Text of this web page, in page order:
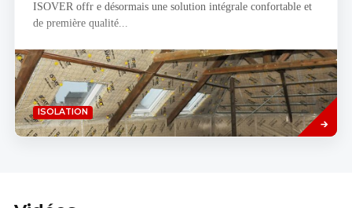
ISOVER offr e désormais une solution intégrale confortable et
de première qualité...
ISOLATION
Read
more